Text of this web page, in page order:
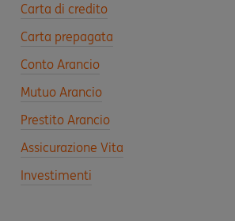
Carta di credito
Carta prepagata
Conto Arancio
Mutuo Arancio
Prestito Arancio
Assicurazione Vita
Investimenti